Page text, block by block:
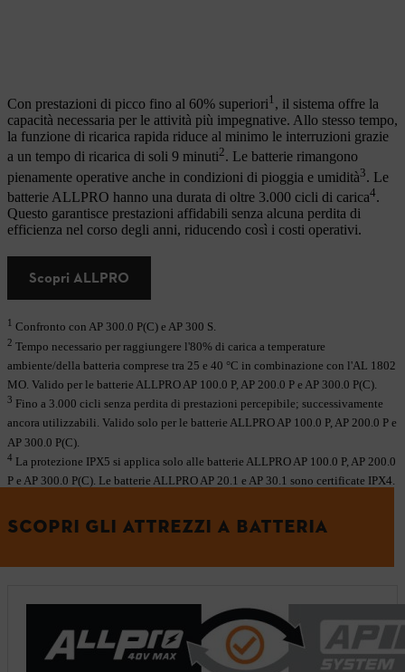
Con prestazioni di picco fino al 60% superiori1 , il sistema offre la
capacità necessaria per le attività più impegnative. Allo stesso tempo,
la funzione di ricarica rapida riduce al minimo le interruzioni grazie
a un tempo di ricarica di soli 9 minuti2. Le batterie rimangono
pienamente operative anche in condizioni di pioggia e umidità3. Le
batterie ALLPRO hanno una durata di oltre 3.000 cicli di carica4.
Questo garantisce prestazioni affidabili senza alcuna perdita di
efficienza nel corso degli anni, riducendo così i costi operativi.
Scopri ALLPRO
1 Confronto con AP 300.0 P(C) e AP 300 S.
2 Tempo necessario per raggiungere l'80% di carica a temperature
ambiente/della batteria comprese tra 25 e 40 °C in combinazione con l'AL 1802
MO. Valido per le batterie ALLPRO AP 100.0 P, AP 200.0 P e AP 300.0 P(C).
3 Fino a 3.000 cicli senza perdita di prestazioni percepibile; successivamente
ancora utilizzabili. Valido solo per le batterie ALLPRO AP 100.0 P, AP 200.0 P e
AP 300.0 P(C).
4 La protezione IPX5 si applica solo alle batterie ALLPRO AP 100.0 P, AP 200.0
P e AP 300.0 P(C). Le batterie ALLPRO AP 20.1 e AP 30.1 sono certificate IPX4.
SCOPRI GLI ATTREZZI A BATTERIA